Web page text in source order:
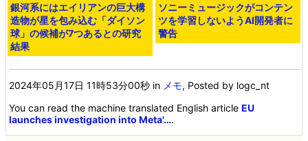
銀河系にはエイリアンの巨大構
造物が星を包み込む「ダイソン
球」の候補が7つあるとの研究
結果
ソニーミュージックがコンテン
ツを学習しないようAI開発者に
警告
2024年05月17日 11時53分00秒 in メモ, Posted by logc_nt
You can read the machine translated English articleEU
launches investigation into Meta'….